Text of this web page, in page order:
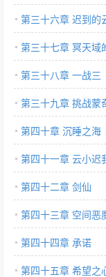
第三十六章 迟到的
第三十七章 冥天域
第三十八章 一战三
第三十九章 挑战蒙
第四十章 沉睡之海
第四十一章 云小迟
第四十二章 剑仙
第四十三章 空间恶
第四十四章 承诺
第四十五章 希望之